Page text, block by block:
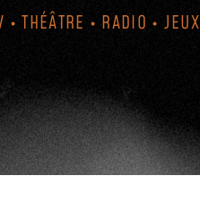
THÉÂTRE • RADIO • JEUX